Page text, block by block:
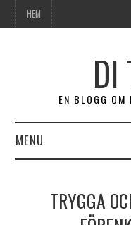
HEM
DI
EN BLOGG OM
MENU
TRYGGA